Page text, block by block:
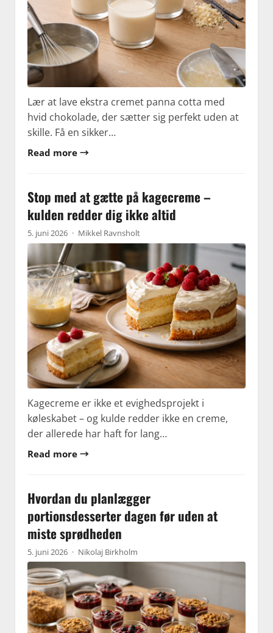
Lær at lave ekstra cremet panna cotta med
hvid chokolade, der sætter sig perfekt uden at
skille. Få en sikker…
Read more →
Stop med at gætte på kagecreme –
kulden redder dig ikke altid
5. juni 2026 · Mikkel Ravnsholt
Kagecreme er ikke et evighedsprojekt i
køleskabet – og kulde redder ikke en creme,
der allerede har haft for lang…
Read more →
Hvordan du planlægger
portionsdesserter dagen før uden at
miste sprødheden
5. juni 2026 · Nikolaj Birkholm